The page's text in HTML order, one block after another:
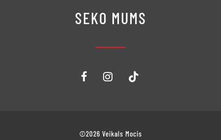
SEKO MUMS
©2026 Veikals Mocis